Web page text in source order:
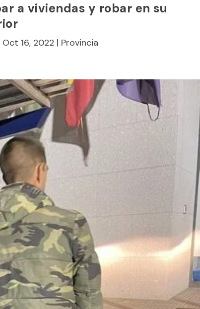
a viviendas y robar en su
Oct 16, 2022 | Provincia